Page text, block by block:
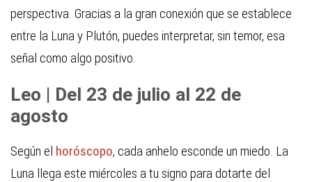
perspectiva. Gracias a la gran conexión que se establece
entre la Luna y Plutón, puedes interpretar, sin temor, esa
señal como algo positivo.
Leo | Del 23 de julio al 22 de
agosto
Según el horóscopo, cada anhelo esconde un miedo. La
Luna llega este miércoles a tu signo para dotarte del